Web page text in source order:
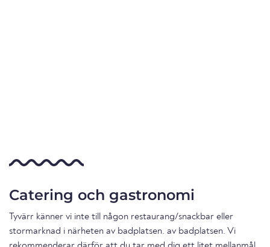
Catering och gastronomi
Tyvärr känner vi inte till någon restaurang/snackbar eller
stormarknad i närheten av badplatsen. av badplatsen. Vi